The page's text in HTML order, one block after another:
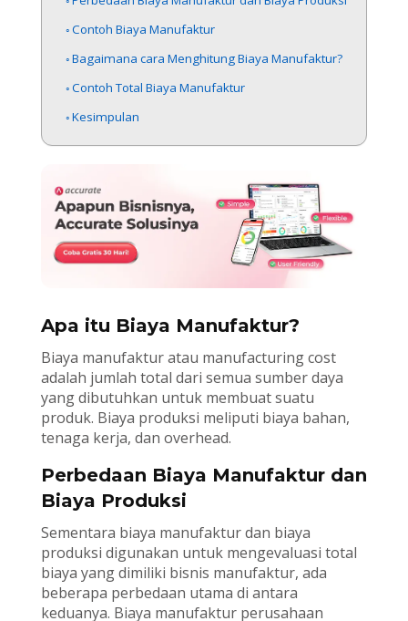
Contoh Biaya Manufaktur
Bagaimana cara Menghitung Biaya Manufaktur?
Contoh Total Biaya Manufaktur
Kesimpulan
Apa itu Biaya Manufaktur?
Biaya manufaktur atau manufacturing cost
adalah jumlah total dari semua sumber daya
yang dibutuhkan untuk membuat suatu
produk. Biaya produksi meliputi biaya bahan,
tenaga kerja, dan overhead.
Perbedaan Biaya Manufaktur dan
Biaya Produksi
Sementara biaya manufaktur dan biaya
produksi digunakan untuk mengevaluasi total
biaya yang dimiliki bisnis manufaktur, ada
beberapa perbedaan utama di antara
keduanya. Biaya manufaktur perusahaan